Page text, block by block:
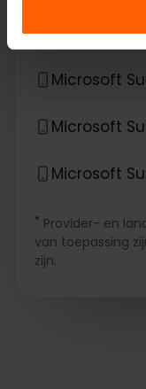
Microsoft
Microsoft
Microsoft
Microsoft
* Provider- en
van toepassing
zijn.